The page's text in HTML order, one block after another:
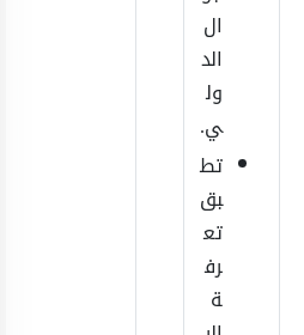
ال
الد
ول
ي.
تط
بق
تع
رف
ة